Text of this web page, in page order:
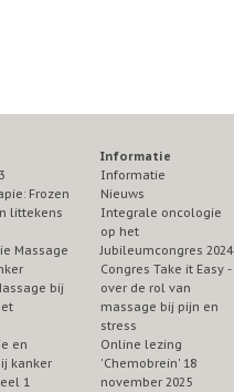
Frozen
littekens
Massage
bij
en
kanker
1
Informatie
Informatie
Nieuws
Integrale oncologie
op het
Jubileumcongres 2024
Congres Take it Easy -
over de rol van
massage bij pijn en
stress
Online lezing
'Chemobrein' 18
november 2025